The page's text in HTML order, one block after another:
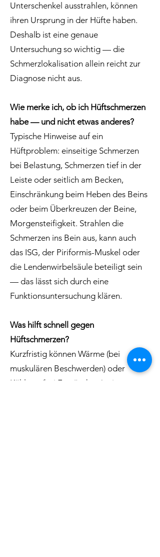
Unterschenkel ausstrahlen, können
ihren Ursprung in der Hüfte haben.
Deshalb ist eine genaue
Untersuchung so wichtig — die
Schmerzlokalisation allein reicht zur
Diagnose nicht aus.
Wie merke ich, ob ich Hüftschmerzen
habe — und nicht etwas anderes?
Typische Hinweise auf ein
Hüftproblem: einseitige Schmerzen
bei Belastung, Schmerzen tief in der
Leiste oder seitlich am Becken,
Einschränkung beim Heben des Beins
oder beim Überkreuzen der Beine,
Morgensteifigkeit. Strahlen die
Schmerzen ins Bein aus, kann auch
das ISG, der Piriformis-Muskel oder
die Lendenwirbelsäule beteiligt sein
— das lässt sich durch eine
Funktionsuntersuchung klären.
Was hilft schnell gegen
Hüftschmerzen?
Kurzfristig können Wärme (bei
muskulären Beschwerden) oder
Kühlung (bei Entzündung), eine